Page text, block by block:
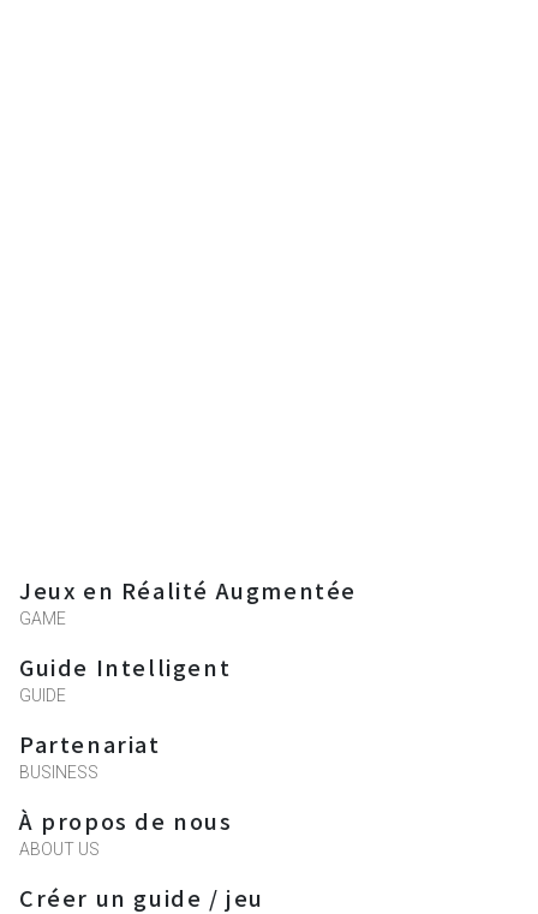
Jeux en Réalité Augmentée
GAME
Guide Intelligent
GUIDE
Partenariat
BUSINESS
À propos de nous
ABOUT US
Créer un guide / jeu